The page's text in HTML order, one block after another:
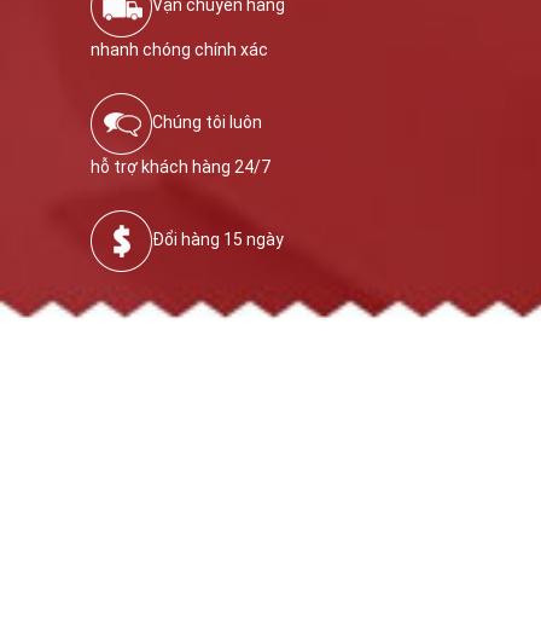
Vận chuyển hàng
nhanh chóng chính xác
Chúng tôi luôn
hỗ trợ khách hàng 24/7
Đổi hàng 15 ngày